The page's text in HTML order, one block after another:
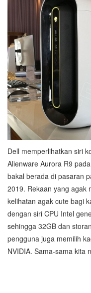
Dell memperlihatkan siri
Alienware Aurora R9
bakal berada di pasaran
2019. Rekaan yang agak
kelihatan agak cute bagi
dengan siri CPU Intel
sehingga 32GB dan
pengguna juga memilih
NVIDIA. Sama-sama kita